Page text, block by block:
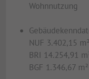
Wohnnutzung
NUF 3.402,15 m²
BRI 14.254,91
BGF 1.346,67 m²